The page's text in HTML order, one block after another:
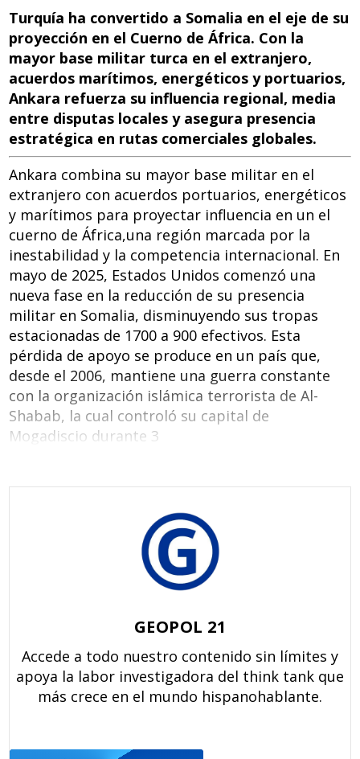
e
b
o
o
k
k
e
dI
n
at
s
A
p
p
d
di
t
t
Turquía ha convertido a Somalia en el eje de su
proyección en el Cuerno de África. Con la
mayor base militar turca en el extranjero,
acuerdos marítimos, energéticos y portuarios,
Ankara refuerza su influencia regional, media
entre disputas locales y asegura presencia
estratégica en rutas comerciales globales.
Ankara combina su mayor base militar en el
extranjero con acuerdos portuarios, energéticos
y marítimos para proyectar influencia en un el
cuerno de África,una región marcada por la
inestabilidad y la competencia internacional. En
mayo de 2025, Estados Unidos comenzó una
nueva fase en la reducción de su presencia
militar en Somalia, disminuyendo sus tropas
estacionadas de 1700 a 900 efectivos. Esta
pérdida de apoyo se produce en un país que,
desde el 2006, mantiene una guerra constante
con la organización islámica terrorista de Al-
Shabab, la cual controló su capital de
Mogadiscio durante 3
GEOPOL 21
Accede a todo nuestro contenido sin límites y
apoya la labor investigadora del think tank que
más crece en el mundo hispanohablante.